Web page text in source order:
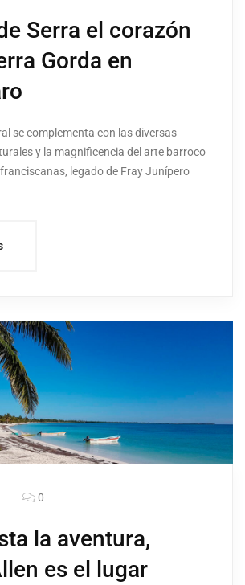
Serra el corazón
Gorda en
se complementa con las diversas
y la magnificencia del arte barroco
legado de Fray Junípero
0
la aventura,
es el lugar